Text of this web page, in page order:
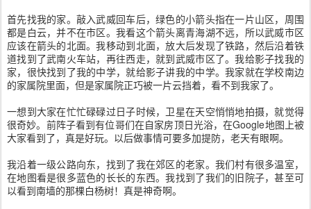
首先找我的家。敲入武威回车后，绿色的小箭头指在一片山区，周围
都是白云，并不在市区。我看这个箭头离青海湖不远，所以武威市区
应该在箭头的北面。我移动到北面，放大后发现了铁路，然后沿着铁
道找到了武南火车站，再往西走，就到武威市区了。我给影子找我的
家，很快找到了我的中学，就给影子讲我的中学。我家就在学校南边
的家属院里面，但是家属院正巧被一片云挡着，看不到我家了。
一想到大家在忙忙碌碌过日子时候，卫星在天空悄悄地拍摄，就觉得
很奇妙。前阵子看到有位哥们在自家房顶日光浴，在Google地图上被
大家看到了，真是好玩。以后做事情可要多加提防，老天有眼啊。
我沿着一级公路向东，找到了我在郊区的老家。我们村有很多温室，
在地图看是很多蓝色的长长的东西。我找到了我们的旧院子，甚至可
以看到南墙的那棵白杨树！真是神奇啊。